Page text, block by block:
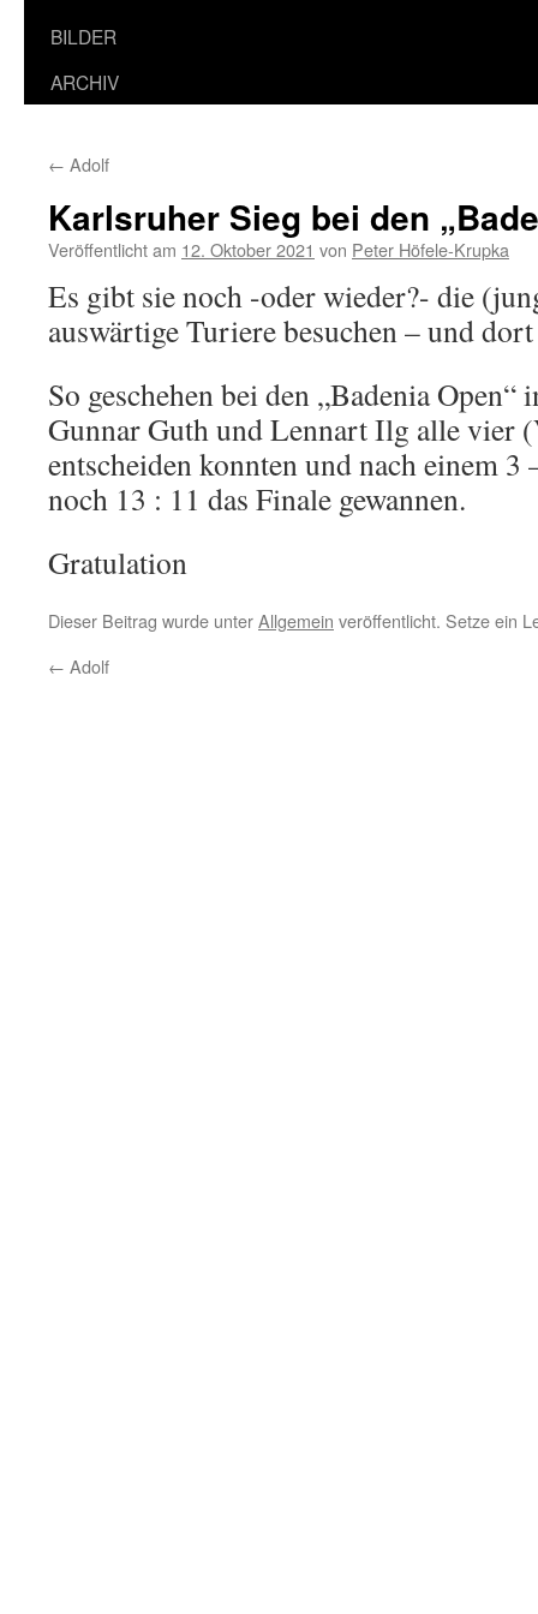
BILDER
ARCHIV
← Adolf
Karlsruher Sieg bei den
Veröffentlicht am 12. Oktober 2021 von Peter Höfele-Krupka
Es gibt sie noch -oder wieder?- die
auswärtige Turiere besuchen – und
So geschehen bei den „Badenia
Gunnar Guth und Lennart Ilg alle vier
entscheiden konnten und nach einem 3
noch 13 : 11 das Finale gewannen.
Gratulation
Dieser Beitrag wurde unterAllgemein veröffentlicht. Setze ein
← Adolf